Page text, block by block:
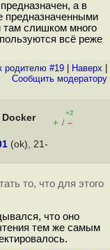
а в
предназначенными
слишком много
всё реже
родителю #19 Наверх
Cообщить модератору
+2
+ / –
(ok), 21-
то, что для этого
что оно
тем же самым